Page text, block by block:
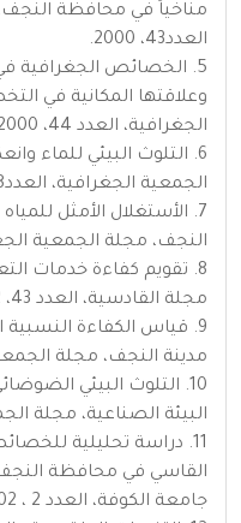
مناخياً في محافظة
العدد43، 2000.
5. الخصائص الجغرافية
وعلاقتها المكانية في
الجغرافية، العدد 44، 2000.
6. التلوث البيئي للماء
الجمعية الجغرافية، العدد48، 2002.
7. الأستغلال الأمثل
النجف، مجلة الجمعية
8. تقويم كفاءة خدمات
مجلة القادسية، العدد 43، 2002.
9. قياس الكفاءة
مدينة النجف، مجلة الجمعية
10. التلوث البيئي
البيئة الصناعية، مجلة
11. دراسة تحليلية
القاسي في محافظة
جامعة الكوفة، العدد 2 ، 2002.